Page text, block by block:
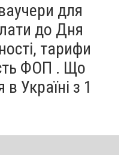
для
до Дня
тарифи
ФОП . Що
в Україні з 1